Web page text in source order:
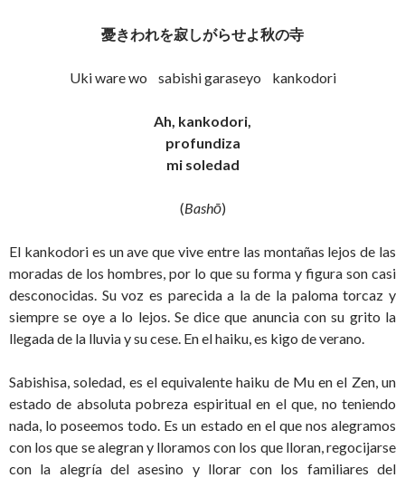
憂きわれを寂しがらせよ秋の寺
Uki ware wo sabishi garaseyo kankodori
Ah, kankodori,
profundiza
mi soledad
(Bashō)
El kankodori es un ave que vive entre las montañas lejos de las
moradas de los hombres, por lo que su forma y figura son casi
desconocidas. Su voz es parecida a la de la paloma torcaz y
siempre se oye a lo lejos. Se dice que anuncia con su grito la
llegada de la lluvia y su cese. En el haiku, es kigo de verano.
Sabishisa, soledad, es el equivalente haiku de Mu en el Zen, un
estado de absoluta pobreza espiritual en el que, no teniendo
nada, lo poseemos todo. Es un estado en el que nos alegramos
con los que se alegran y lloramos con los que lloran, regocijarse
con la alegría del asesino y llorar con los familiares del